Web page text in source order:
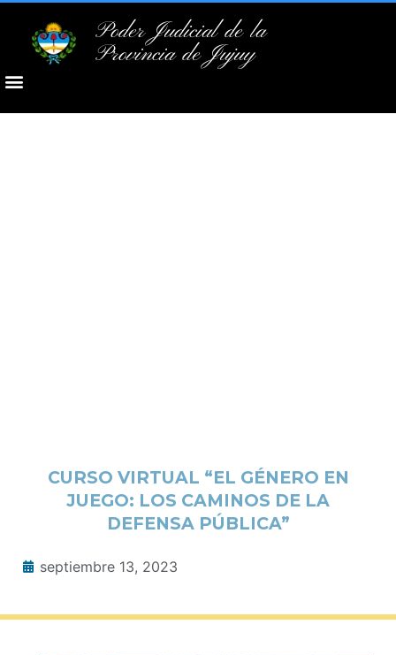
Poder Judicial de la
Provincia de Jujuy
CURSO VIRTUAL “EL GÉNERO EN
JUEGO: LOS CAMINOS DE LA
DEFENSA PÚBLICA”
septiembre 13, 2023